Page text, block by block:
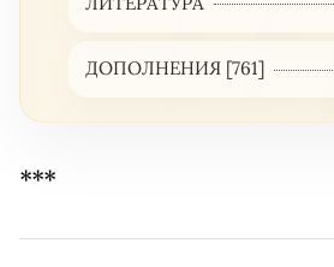
ДОПОЛНЕНИЯ [761]
***